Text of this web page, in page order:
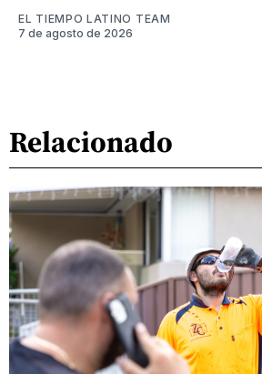
EL TIEMPO LATINO TEAM
7 de agosto de 2026
Relacionado